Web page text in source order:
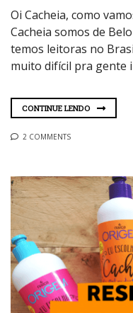
Oi Cacheia, como
Cacheia somos de
temos leitoras no
muito difícil pra gente
CONTINUE LENDO
2 COMMENTS